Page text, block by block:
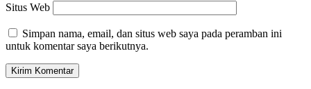
Situs Web
Simpan nama, email, dan situs web saya pada peramban ini
untuk komentar saya berikutnya.